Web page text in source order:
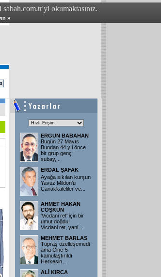
sabah.com.tr'yi okumaktasınız.
»
ERGUN BABAHAN
Bugün 27 Mayıs
Bundan 44 yıl önce
bir grup genç
subay,
ERDAL ŞAFAK
Ayağa sıkılan kurşun
Yavuz Mildon'u
Çanakkaleliler ve
AHMET HAKAN
COŞKUN
'Vicdani ret' için bir
umut doğdu!
Vicdani ret, yani
MEHMET BARLAS
Tüpraş özelleşemedi
ama Cine-5
kamulaştırıldı!
Herkesin
ALİ KIRCA